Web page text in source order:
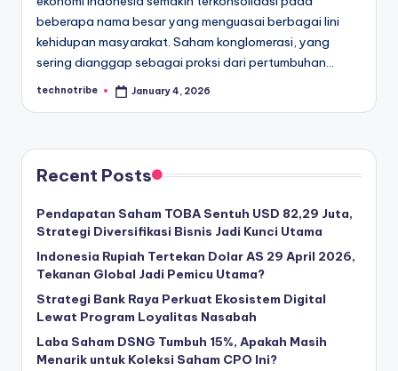
beberapa nama besar yang menguasai berbagai lini
kehidupan masyarakat. Saham konglomerasi, yang
sering dianggap sebagai proksi dari pertumbuhan…
Posted
technotribe January 4, 2026
Recent Posts
Pendapatan Saham TOBA Sentuh USD 82,29 Juta,
Strategi Diversifikasi Bisnis Jadi Kunci Utama
Indonesia Rupiah Tertekan Dolar AS 29 April 2026,
Tekanan Global Jadi Pemicu Utama?
Strategi Bank Raya Perkuat Ekosistem Digital
Lewat Program Loyalitas Nasabah
Laba Saham DSNG Tumbuh 15%, Apakah Masih
Menarik untuk Koleksi Saham CPO Ini?